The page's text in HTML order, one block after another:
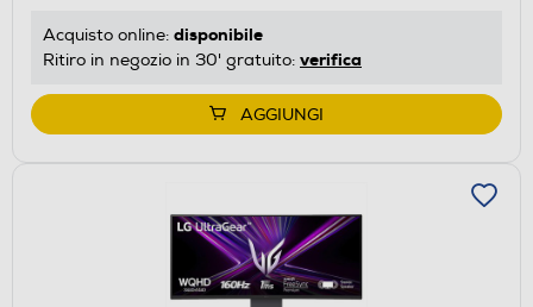
Acquisto online: disponibile
Ritiro in negozio in 30' gratuito: verifica
AGGIUNGI